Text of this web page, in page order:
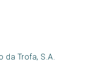
da Trofa, S.A.